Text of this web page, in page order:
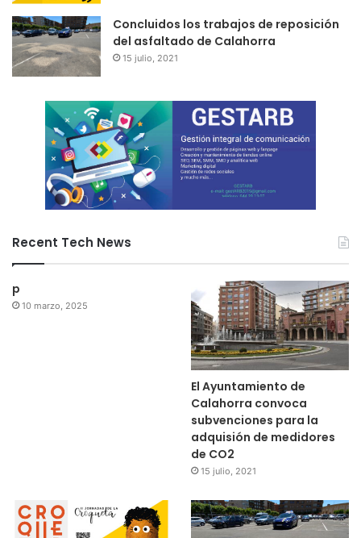
Concluidos los trabajos de reposición
del asfaltado de Calahorra
15 julio, 2021
Recent Tech News
p
10 marzo, 2025
El Ayuntamiento de
Calahorra convoca
subvenciones para la
adquisión de medidores
de CO2
15 julio, 2021